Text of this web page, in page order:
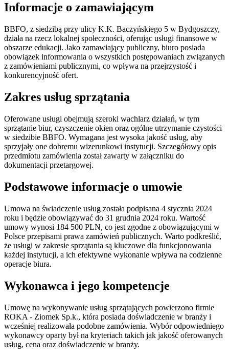
Informacje o zamawiającym
BBFO, z siedzibą przy ulicy K.K. Baczyńskiego 5 w Bydgoszczy,
działa na rzecz lokalnej społeczności, oferując usługi finansowe w
obszarze edukacji. Jako zamawiający publiczny, biuro posiada
obowiązek informowania o wszystkich postępowaniach związanych
z zamówieniami publicznymi, co wpływa na przejrzystość i
konkurencyjność ofert.
Zakres usług sprzątania
Oferowane usługi obejmują szeroki wachlarz działań, w tym
sprzątanie biur, czyszczenie okien oraz ogólne utrzymanie czystości
w siedzibie BBFO. Wymagana jest wysoka jakość usług, aby
sprzyjały one dobremu wizerunkowi instytucji. Szczegółowy opis
przedmiotu zamówienia został zawarty w załączniku do
dokumentacji przetargowej.
Podstawowe informacje o umowie
Umowa na świadczenie usług została podpisana 4 stycznia 2024
roku i będzie obowiązywać do 31 grudnia 2024 roku. Wartość
umowy wynosi 184 500 PLN, co jest zgodne z obowiązującymi w
Polsce przepisami prawa zamówień publicznych. Warto podkreślić,
że usługi w zakresie sprzątania są kluczowe dla funkcjonowania
każdej instytucji, a ich efektywne wykonanie wpływa na codzienne
operacje biura.
Wykonawca i jego kompetencje
Umowę na wykonywanie usług sprzątających powierzono firmie
ROKA - Ziomek Sp.k., która posiada doświadczenie w branży i
wcześniej realizowała podobne zamówienia. Wybór odpowiedniego
wykonawcy oparty był na kryteriach takich jak jakość oferowanych
usług, cena oraz doświadczenie w branży.